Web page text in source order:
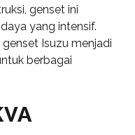
genset ini
yang intensif.
Isuzu menjadi
berbagai